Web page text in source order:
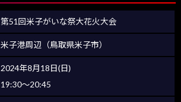
第51回米子がいな祭大花火大会
米子港周辺（鳥取県米子市）
2024年8月18日(日)
19:30～20:45